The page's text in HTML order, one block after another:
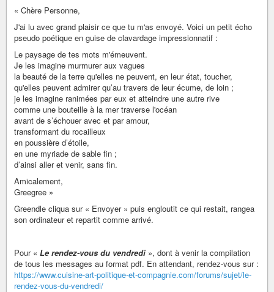
« Chère Personne,
J'ai lu avec grand plaisir ce que tu m'as envoyé. Voici un petit écho
pseudo poétique en guise de clavardage impressionnatif :
Le paysage de tes mots m'émeuvent.
Je les imagine murmurer aux vagues
la beauté de la terre qu'elles ne peuvent, en leur état, toucher,
qu'elles peuvent admirer qu’au travers de leur écume, de loin ;
je les imagine ranimées par eux et atteindre une autre rive
comme une bouteille à la mer traverse l'océan
avant de s’échouer avec et par amour,
transformant du rocailleux
en poussière d’étoile,
en une myriade de sable fin ;
d’ainsi aller et venir, sans fin.
Amicalement,
Greegree »
Greendle cliqua sur « Envoyer » puis engloutit ce qui restait, rangea
son ordinateur et repartit comme arrivé.
Pour « Le rendez-vous du vendredi », dont à venir la compilation
de tous les messages au format pdf. En attendant, rendez-vous sur :
https://www.cuisine-art-politique-et-compagnie.com/forums/sujet/le-
rendez-vous-du-vendredi/